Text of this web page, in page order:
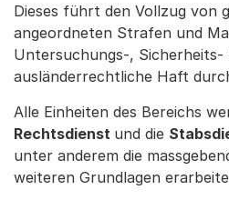
Dieses führt den Vollzug von
angeordneten Strafen und
Untersuchungs-, Sicherheits-
ausländerrechtliche Haft
Alle Einheiten des Bereichs
Rechtsdienst und die
unter anderem die
weiteren Grundlagen